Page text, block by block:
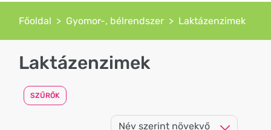
Főoldal Gyomor-, bélrendszer Laktázenzimek
Laktázenzimek
SZŰRŐK